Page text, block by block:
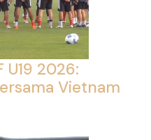
U19 2026:
Vietnam